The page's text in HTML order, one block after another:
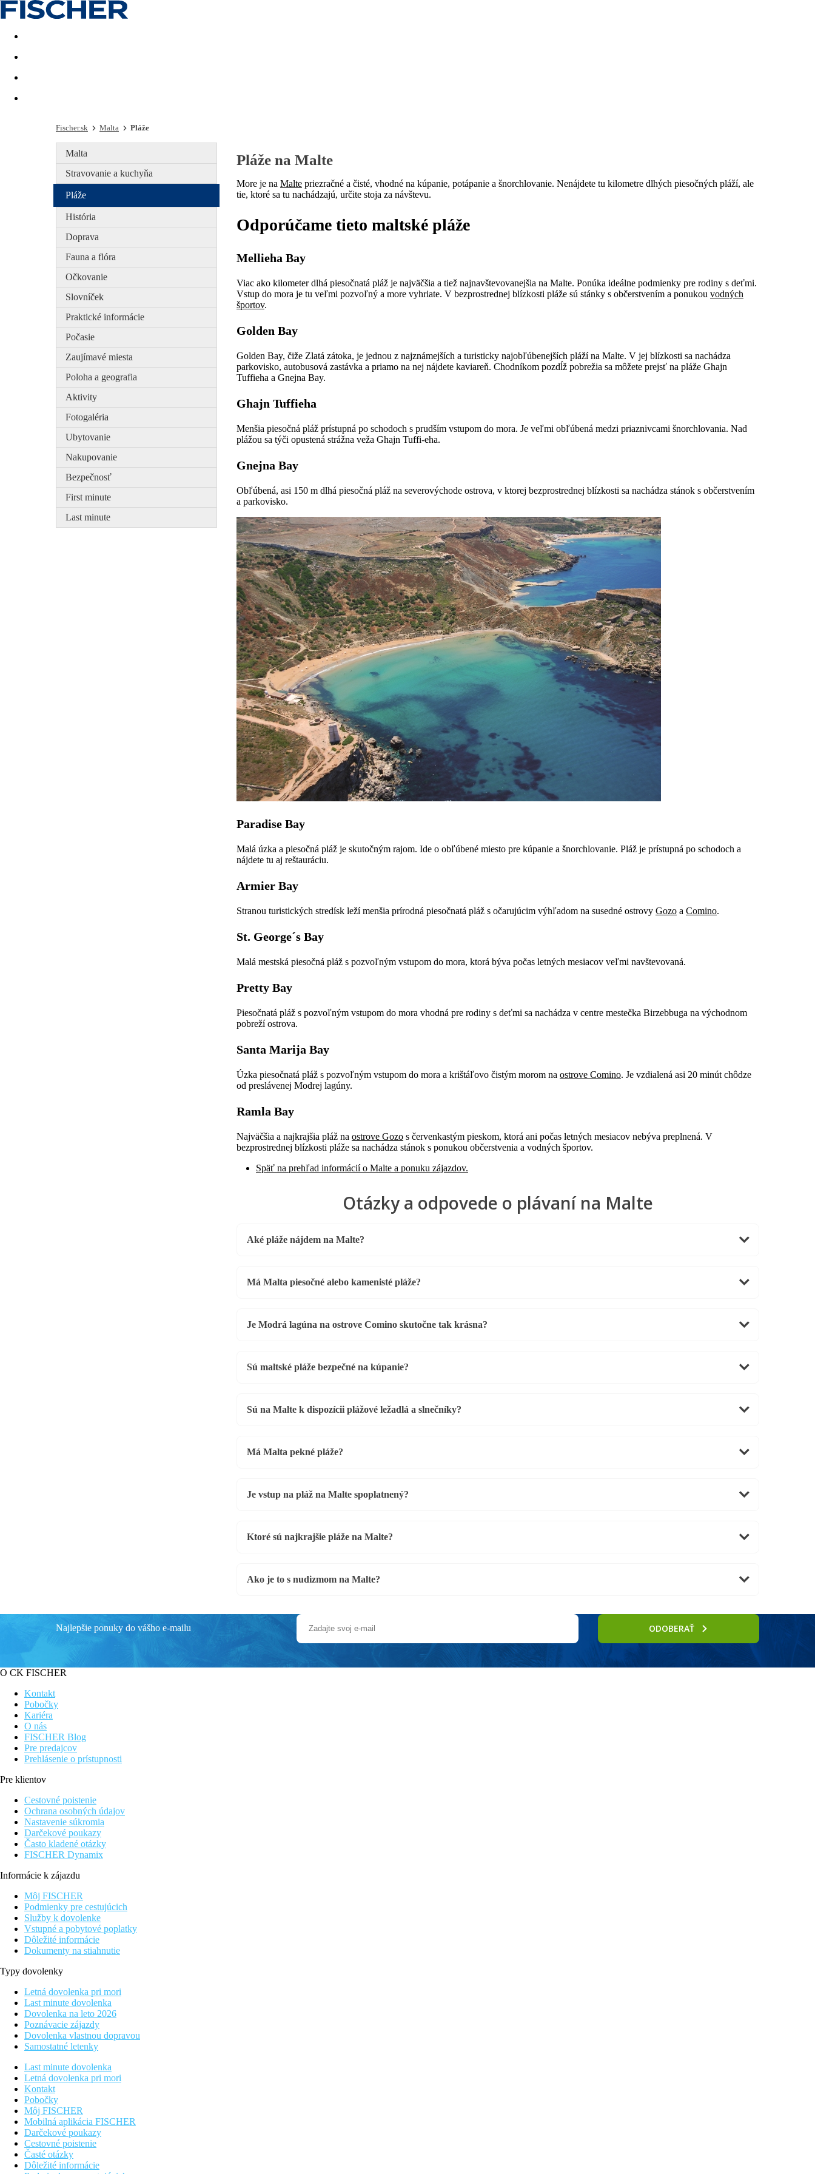
Last minute Dovolenkové kluby
Fischer.sk Malta Pláže
Malta
Stravovanie a kuchyňa
Pláže
História
Doprava
Fauna a flóra
Očkovanie
Slovníček
Praktické informácie
Počasie
Zaujímavé miesta
Poloha a geografia
Aktivity
Fotogaléria
Ubytovanie
Nakupovanie
Bezpečnosť
First minute
Last minute
Pláže na Malte
More je na Malte priezračné a čisté, vhodné na kúpanie, potápanie a šnorchlovanie. Nenájdete tu kilometre dlhých piesočných pláží, ale
tie, ktoré sa tu nachádzajú, určite stoja za návštevu.
Odporúčame tieto maltské pláže
Mellieha Bay
Viac ako kilometer dlhá piesočnatá pláž je najväčšia a tiež najnavštevovanejšia na Malte. Ponúka ideálne podmienky pre rodiny s deťmi.
Vstup do mora je tu veľmi pozvoľný a more vyhriate. V bezprostrednej blízkosti pláže sú stánky s občerstvením a ponukou vodných
športov.
Golden Bay
Golden Bay, čiže Zlatá zátoka, je jednou z najznámejších a turisticky najobľúbenejších pláží na Malte. V jej blízkosti sa nachádza
parkovisko, autobusová zastávka a priamo na nej nájdete kaviareň. Chodníkom pozdĺž pobrežia sa môžete prejsť na pláže Ghajn
Tuffieha a Gnejna Bay.
Ghajn Tuffieha
Menšia piesočná pláž prístupná po schodoch s prudším vstupom do mora. Je veľmi obľúbená medzi priaznivcami šnorchlovania. Nad
plážou sa týči opustená strážna veža Ghajn Tuffi-eha.
Gnejna Bay
Obľúbená, asi 150 m dlhá piesočná pláž na severovýchode ostrova, v ktorej bezprostrednej blízkosti sa nachádza stánok s občerstvením
a parkovisko.
Paradise Bay
Malá úzka a piesočná pláž je skutočným rajom. Ide o obľúbené miesto pre kúpanie a šnorchlovanie. Pláž je prístupná po schodoch a
nájdete tu aj reštauráciu.
Armier Bay
Stranou turistických stredísk leží menšia prírodná piesočnatá pláž s očarujúcim výhľadom na susedné ostrovy Gozo a Comino.
St. George´s Bay
Malá mestská piesočná pláž s pozvoľným vstupom do mora, ktorá býva počas letných mesiacov veľmi navštevovaná.
Pretty Bay
Piesočnatá pláž s pozvoľným vstupom do mora vhodná pre rodiny s deťmi sa nachádza v centre mestečka Birzebbuga na východnom
pobreží ostrova.
Santa Marija Bay
Úzka piesočnatá pláž s pozvoľným vstupom do mora a krištáľovo čistým morom na ostrove Comino. Je vzdialená asi 20 minút chôdze
od preslávenej Modrej lagúny.
Ramla Bay
Najväčšia a najkrajšia pláž na ostrove Gozo s červenkastým pieskom, ktorá ani počas letných mesiacov nebýva preplnená. V
bezprostrednej blízkosti pláže sa nachádza stánok s ponukou občerstvenia a vodných športov.
Späť na prehľad informácií o Malte a ponuku zájazdov.
Otázky a odpovede o plávaní na Malte
Aké pláže nájdem na Malte?
Má Malta piesočné alebo kamenisté pláže?
Je Modrá lagúna na ostrove Comino skutočne tak krásna?
Sú maltské pláže bezpečné na kúpanie?
Sú na Malte k dispozícii plážové ležadlá a slnečníky?
Má Malta pekné pláže?
Je vstup na pláž na Malte spoplatnený?
Ktoré sú najkrajšie pláže na Malte?
Ako je to s nudizmom na Malte?
Najlepšie ponuky do vášho e-mailu ODOBERAŤ
O CK FISCHER
Kontakt
Pobočky
Kariéra
O nás
FISCHER Blog
Pre predajcov
Prehlásenie o prístupnosti
Pre klientov
Cestovné poistenie
Ochrana osobných údajov
Nastavenie súkromia
Darčekové poukazy
Často kladené otázky
FISCHER Dynamix
Informácie k zájazdu
Môj FISCHER
Podmienky pre cestujúcich
Služby k dovolenke
Vstupné a pobytové poplatky
Dôležité informácie
Dokumenty na stiahnutie
Typy dovolenky
Letná dovolenka pri mori
Last minute dovolenka
Dovolenka na leto 2026
Poznávacie zájazdy
Dovolenka vlastnou dopravou
Samostatné letenky
Last minute dovolenka
Letná dovolenka pri mori
Kontakt
Pobočky
Môj FISCHER
Mobilná aplikácia FISCHER
Darčekové poukazy
Cestovné poistenie
Časté otázky
Dôležité informácie